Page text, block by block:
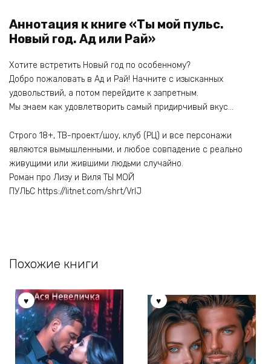
Аннотация к книге «Ты мой пульс.
Новый год. Ад или Рай»
Хотите встретить Новый год по особенному?
Добро пожаловать в Ад и Рай! Начните с изысканных
удовольствий, а потом перейдите к запретным.
Мы знаем как удовлетворить самый придирчивый вкус…
Строго 18+, ТВ-проект/шоу, клуб (РЦ) и все персонажи
являются вымышленными, и любое совпадение с реально
живущими или жившими людьми случайно.
Роман про Лизу и Виля ТЫ МОЙ
ПУЛЬС https://litnet.com/shrt/VrlJ
Похожие книги